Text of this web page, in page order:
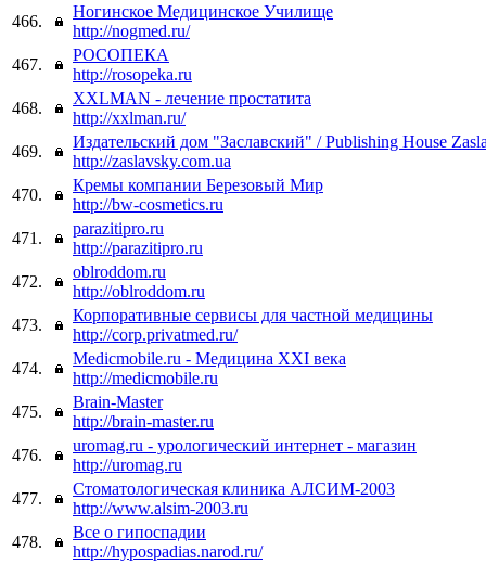
466.
Ногинское Медицинское Училище
http://nogmed.ru/
467.
РОСОПЕКА
http://rosopeka.ru
468.
XXLMAN - лечение простатита
http://xxlman.ru/
469.
Издательский дом "Заславский" / Publishing House
http://zaslavsky.com.ua
470.
Кремы компании Березовый Мир
http://bw-cosmetics.ru
471.
parazitipro.ru
http://parazitipro.ru
472.
oblroddom.ru
http://oblroddom.ru
473.
Корпоративные сервисы для частной медицины
http://corp.privatmed.ru/
474.
Medicmobile.ru - Медицина XXI века
http://medicmobile.ru
475.
Brain-Master
http://brain-master.ru
476.
uromag.ru - урологический интернет - магазин
http://uromag.ru
477.
Стоматологическая клиника АЛСИМ-2003
http://www.alsim-2003.ru
478.
Все о гипоспадии
http://hypospadias.narod.ru/